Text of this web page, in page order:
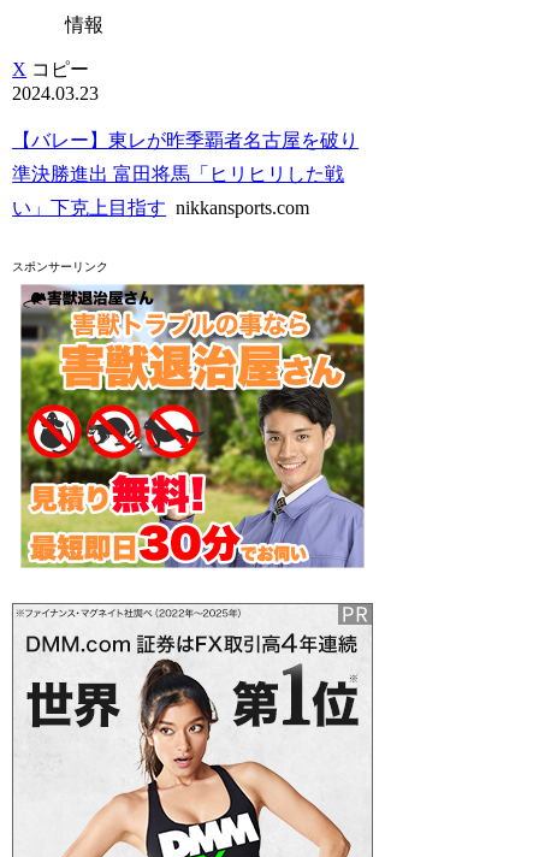
情報
X コピー
2024.03.23
【バレー】東レが昨季覇者名古屋を破り
準決勝進出 富田将馬「ヒリヒリした戦
い」下克上目指す nikkansports.com
スポンサーリンク